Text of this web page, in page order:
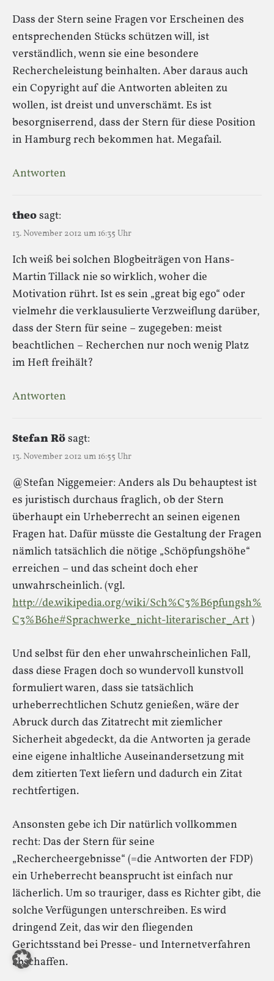
Dass der Stern seine Fragen vor Erscheinen des
entsprechenden Stücks schützen will, ist
verständlich, wenn sie eine besondere
Rechercheleistung beinhalten. Aber daraus auch
ein Copyright auf die Antworten ableiten zu
wollen, ist dreist und unverschämt. Es ist
besorgniserrend, dass der Stern für diese Position
in Hamburg rech bekommen hat. Megafail.
Antworten
theosagt:
13. November 2012 um 16:35 Uhr
Ich weiß bei solchen Blogbeiträgen von Hans-
Martin Tillack nie so wirklich, woher die
Motivation rührt. Ist es sein „great big ego“ oder
vielmehr die verklausulierte Verzweiflung darüber,
dass der Stern für seine – zugegeben: meist
beachtlichen – Recherchen nur noch wenig Platz
im Heft freihält?
Antworten
Stefan Rösagt:
13. November 2012 um 16:55 Uhr
@Stefan Niggemeier: Anders als Du behauptest ist
es juristisch durchaus fraglich, ob der Stern
überhaupt ein Urheberrecht an seinen eigenen
Fragen hat. Dafür müsste die Gestaltung der Fragen
nämlich tatsächlich die nötige „Schöpfungshöhe“
erreichen – und das scheint doch eher
unwahrscheinlich. (vgl.
http://de.wikipedia.org/wiki/Sch%C3%B6pfungsh%
C3%B6he#Sprachwerke_nicht-literarischer_Art )
Und selbst für den eher unwahrscheinlichen Fall,
dass diese Fragen doch so wundervoll kunstvoll
formuliert waren, dass sie tatsächlich
urheberrechtlichen Schutz genießen, wäre der
Abruck durch das Zitatrecht mit ziemlicher
Sicherheit abgedeckt, da die Antworten ja gerade
eine eigene inhaltliche Auseinandersetzung mit
dem zitierten Text liefern und dadurch ein Zitat
rechtfertigen.
Ansonsten gebe ich Dir natürlich vollkommen
recht: Das der Stern für seine
„Rechercheergebnisse“ (=die Antworten der FDP)
ein Urheberrecht beansprucht ist einfach nur
lächerlich. Um so trauriger, dass es Richter gibt, die
solche Verfügungen unterschreiben. Es wird
dringend Zeit, das wir den fliegenden
Gerichtsstand bei Presse- und Internetverfahren
abschaffen.